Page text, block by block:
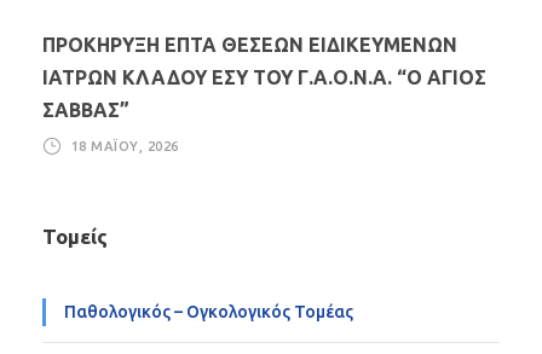
ΠΡΟΚΗΡΥΞΗ ΕΠΤΑ ΘΕΣΕΩΝ ΕΙΔΙΚΕΥΜΕΝΩΝ
ΙΑΤΡΩΝ ΚΛΑΔΟΥ ΕΣΥ ΤΟΥ Γ.Α.Ο.Ν.Α. “Ο ΑΓΙΟΣ
ΣΑΒΒΑΣ”
18 ΜΑΪ́ΟΥ, 2026
Τομείς
Παθολογικός – Ογκολογικός Τομέας